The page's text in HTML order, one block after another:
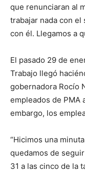
que renunciaran al
trabajar nada con el
con él. Llegamos a
El pasado 29 de
Trabajo llegó
gobernadora Rocío
empleados de PMA
embargo, los
“Hicimos una
quedamos de
31 a las cinco de la